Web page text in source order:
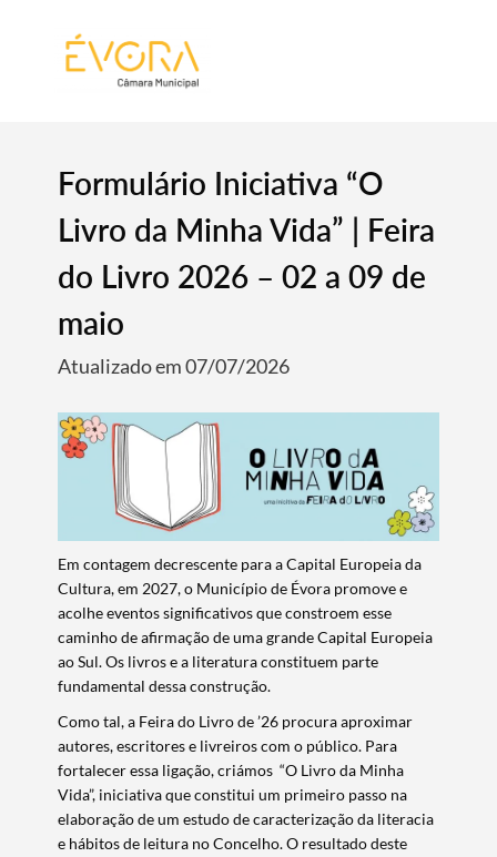
Formulário Iniciativa “O
Livro da Minha Vida” | Feira
do Livro 2026 – 02 a 09 de
maio
Atualizado em 07/07/2026
Em contagem decrescente para a Capital Europeia da
Cultura, em 2027, o Município de Évora promove e
acolhe eventos significativos que constroem esse
caminho de afirmação de uma grande Capital Europeia
ao Sul. Os livros e a literatura constituem parte
fundamental dessa construção.
Como tal, a Feira do Livro de ’26 procura aproximar
autores, escritores e livreiros com o público. Para
fortalecer essa ligação, criámos “O Livro da Minha
Vida”, iniciativa que constitui um primeiro passo na
elaboração de um estudo de caracterização da literacia
e hábitos de leitura no Concelho. O resultado deste